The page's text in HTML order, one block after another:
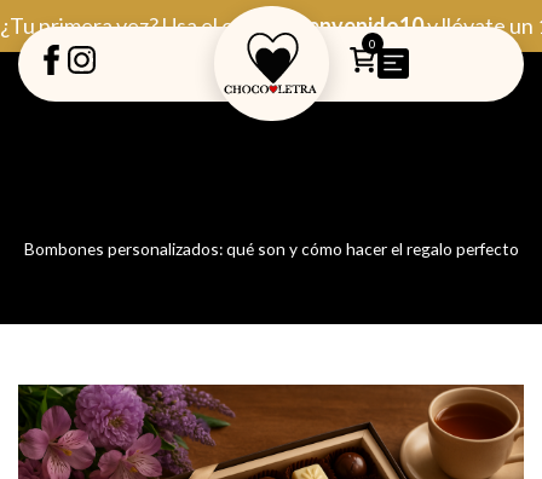
al
contenido
¿Tu primera vez? Usa el código Bienvenido10y llévate un
0
Bombones personalizados: qué son y cómo hacer el regalo perfecto